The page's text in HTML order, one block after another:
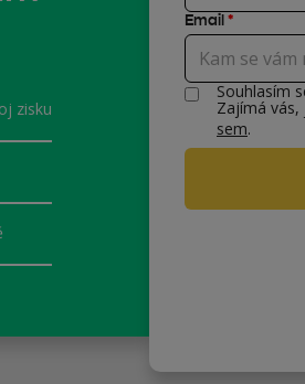
zisku
Email*
Souhlasím
Zajímá
sem.